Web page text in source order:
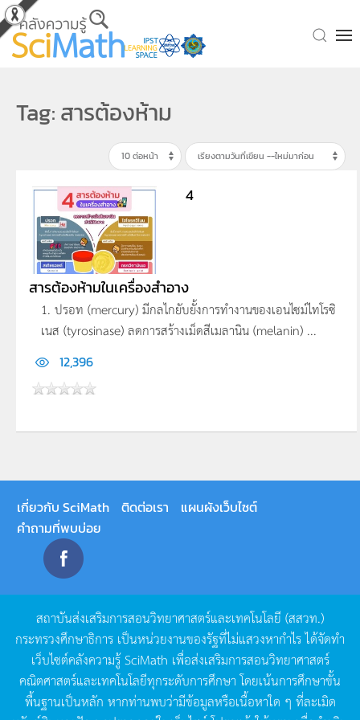
Skip to main content
Tag: สารต้องห้าม
4
สารต้องห้ามในเครื่องสำอาง
1. ปรอท (mercury) มีกลไกยับยั้งการทำงานของเอนไซม์ไทโรซิ
เนส (tyrosinase) ลดการสร้างเม็ดสีเมลานิน (melanin) ...
12,396
เกี่ยวกับ SciMath ติดต่อเรา
แผนผังเว็บไซต์
คำถามที่พบบ่อย
สถาบันส่งเสริมการสอนวิทยาศาสตร์และเทคโนโลยี (สสวท.)
กระทรวงศึกษาธิการ เป็นหน่วยงานของรัฐที่ไม่แสวงหากำไรได้จัดทำ
เว็บไซต์คลังความรู้SciMath เพื่อส่งเสริมการสอนวิทยาศาสตร์
คณิตศาสตร์และเทคโนโลยีทุกระดับการศึกษา โดยเน้นการศึกษาขั้น
พื้นฐานเป็นหลัก หากท่านพบว่ามีข้อมูลหรือเนื้อหาใด ๆ ที่ละเมิด